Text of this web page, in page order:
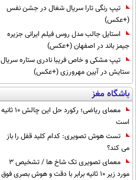
تیپ رنگی تارا سریال شغال در جشن نفس
(+عکس)
استایل جالب مدل روس فیلم ایرانی جزیره
جیمز باند در اصفهان (+عکس)
تیپ مشکی و خاص فریبا نادری ستاره سریال
ستایش در آیین مهرورزی (+عکس)
باشگاه مغز
معمای ریاضی؛ رکورد حل این چالش 10 ثانیه
است
تست هوش تصویری: کدام کلید قفل را باز
می کند؟
معمای تصویری تک شاخ ها / تشخیص 3
مورد زیر 10 ثانیه برابر با دقت و هوش بصری فوق